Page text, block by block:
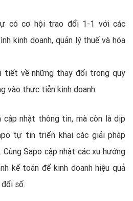
có cơ hội trao đổi 1-1 với các
kinh doanh, quản lý thuế và hóa
tiết về những thay đổi trong quy
vào thực tiễn kinh doanh.
nhật thông tin, mà còn là dịp
tự tin triển khai các giải pháp
Sapo cập nhật các xu hướng
kế toán để kinh doanh hiệu quả
số.